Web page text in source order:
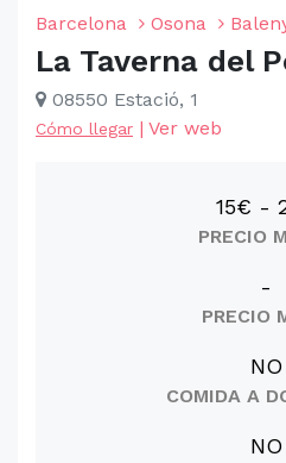
Barcelona Osona
La Taverna del
08550 Estació, 1
Cómo llegar | Ver web
15€ -
PRECIO
-
PRECIO
NO
COMIDA A
NO